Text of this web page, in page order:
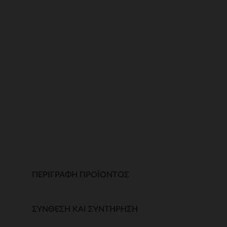
ΠΕΡΙΓΡΑΦΉ ΠΡΟΪΌΝΤΟΣ
ΣΎΝΘΕΣΗ ΚΑΙ ΣΥΝΤΉΡΗΣΗ